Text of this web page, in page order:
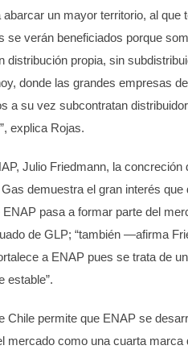
un mayor territorio, al que
se verán beneficiados porque
distribución propia, sin
donde las grandes empresas
a su vez subcontratan
explica Rojas.
Julio Friedmann, la concreción
demuestra el gran interés que
pasa a formar parte del
de GLP; “también —afirma
a ENAP pues se trata de
estable”.
Chile permite que ENAP se
mercado como una cuarta marca